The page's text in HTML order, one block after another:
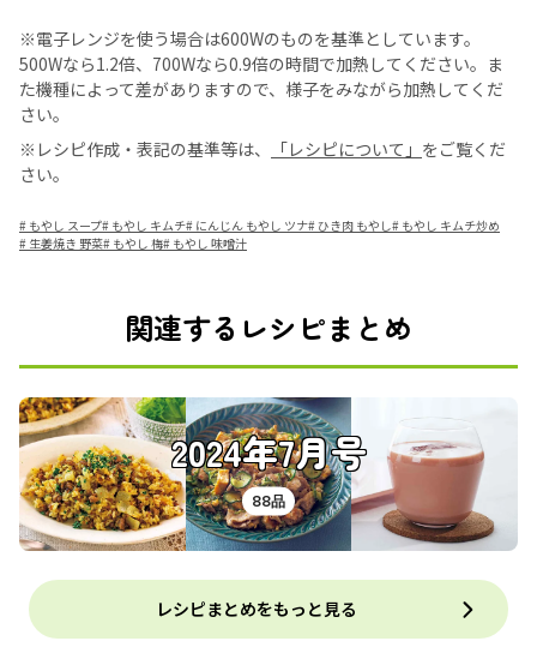
※電子レンジを使う場合は600Wのものを基準としています。
500Wなら1.2倍、700Wなら0.9倍の時間で加熱してください。ま
た機種によって差がありますので、様子をみながら加熱してくだ
さい。
※レシピ作成・表記の基準等は、
「レシピについて」 をご覧くだ
さい。
# もやし スープ# もやし キムチ# にんじん もやし ツナ# ひき肉 もやし# もやし キムチ炒め
# 生姜焼き 野菜# もやし 梅# もやし 味噌汁
関連するレシピまとめ
2024年7月号
88品
レシピまとめをもっと見る